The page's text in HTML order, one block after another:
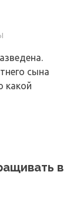
сына
какой
в